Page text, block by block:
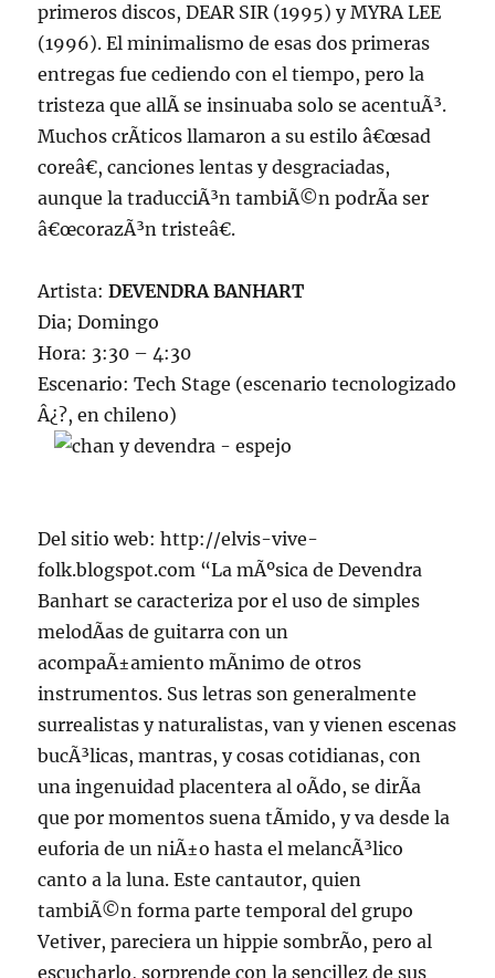
primeros discos, DEAR SIR (1995) y MYRA LEE
(1996). El minimalismo de esas dos primeras
entregas fue cediendo con el tiempo, pero la
tristeza que allÃ­ se insinuaba solo se acentuÃ³.
Muchos crÃ­ticos llamaron a su estilo â€œsad
coreâ€, canciones lentas y desgraciadas,
aunque la traducciÃ³n tambiÃ©n podrÃ­a ser
â€œcorazÃ³n tristeâ€.
Artista:DEVENDRA BANHART
Dia; Domingo
Hora: 3:30 – 4:30
Escenario: Tech Stage (escenario tecnologizado
Â¿?, en chileno)
Del sitio web: http://elvis-vive-
folk.blogspot.com “La mÃºsica de Devendra
Banhart se caracteriza por el uso de simples
melodÃ­as de guitarra con un
acompaÃ±amiento mÃ­nimo de otros
instrumentos. Sus letras son generalmente
surrealistas y naturalistas, van y vienen escenas
bucÃ³licas, mantras, y cosas cotidianas, con
una ingenuidad placentera al oÃ­do, se dirÃ­a
que por momentos suena tÃ­mido, y va desde la
euforia de un niÃ±o hasta el melancÃ³lico
canto a la luna. Este cantautor, quien
tambiÃ©n forma parte temporal del grupo
Vetiver, pareciera un hippie sombrÃ­o, pero al
escucharlo, sorprende con la sencillez de sus